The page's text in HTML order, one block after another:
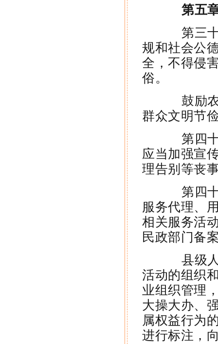
第五
第三十
规和社会公
全，不得侵
俗。
鼓励农
群众文明节
第四十
应当加强宣
理告别等丧
第四十
服务代理、
相关服务活
民政部门备
县级人
活动的组织
业组织管理
大操大办、
属权益行为
进行标注，